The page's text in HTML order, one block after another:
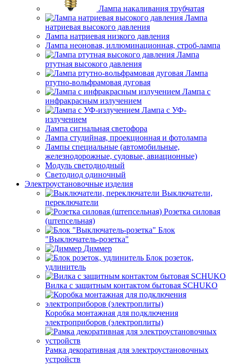
Лампа накаливания трубчатая
Лампа
натриевая высокого давления
Лампа натриевая низкого давления
Лампа неоновая, иллюминационная, строб-лампа
Лампа
ртутная высокого давления
Лампа
ртутно-вольфрамовая дуговая
Лампа с
инфракрасным излучением
Лампа с УФ-
излучением
Лампа сигнальная светофора
Лампа студийная, проекционная и фотолампа
Лампы специальные (автомобильные,
железнодорожные, судовые, авиационные)
Модуль светодиодный
Светодиод одиночный
Электроустановочные изделия
Выключатели,
переключатели
Розетка силовая
(штепсельная)
Блок
"Выключатель-розетка"
Диммер
Блок розеток,
удлинитель
Вилка с защитным контактом бытовая SCHUKO
Коробка монтажная для подключения
электроприборов (электроплиты)
Рамка декоративная для электроустановочных
устройств